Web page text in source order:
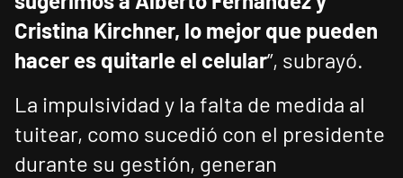
Cristina Kirchner, lo mejor que pueden
hacer es quitarle el celular”, subrayó.
La impulsividad y la falta de medida al
tuitear, como sucedió con el presidente
durante su gestión, generan